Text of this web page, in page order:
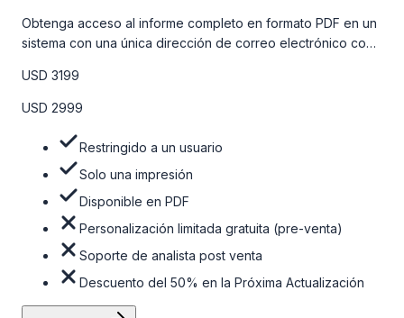
Obtenga acceso al informe completo en formato PDF en un
sistema con una única dirección de correo electrónico con
la tabla de precios a continuación.
USD 3199
USD 2999
Restringido a un usuario
Solo una impresión
Disponible en PDF
Personalización limitada gratuita (pre-venta)
Soporte de analista post venta
Descuento del 50% en la Próxima Actualización